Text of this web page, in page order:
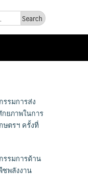
รมการส่ง
ยภาพในการ
ษตรฯ ครั้งที่
รรมการด้าน
พลังงาน